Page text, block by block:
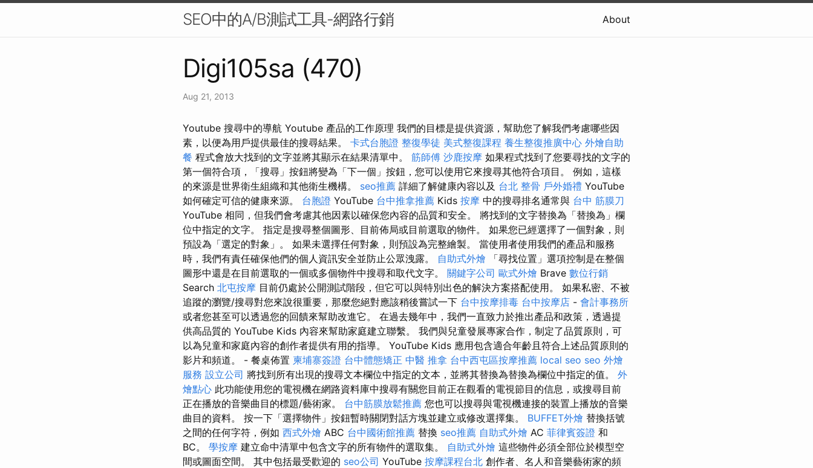
SEO中的A/B測試工具-網路行銷 About
Digi105sa (470)
Aug 21, 2013
Youtube 搜尋中的導航 Youtube 產品的工作原理 我們的目標是提供資源，幫助您了解我們考慮哪些因
素，以便為用戶提供最佳的搜尋結果。 卡式台胞證 整復學徒 美式整復課程 養生整復推廣中心 外燴自助
餐 程式會放大找到的文字並將其顯示在結果清單中。 筋師傅 沙鹿按摩 如果程式找到了您要尋找的文字的
第一個符合項，「搜尋」按鈕將變為「下一個」按鈕，您可以使用它來搜尋其他符合項目。 例如，這樣
的來源是世界衛生組織和其他衛生機構。 seo推薦 詳細了解健康內容以及 台北 整骨 戶外婚禮 YouTube
如何確定可信的健康來源。 台胞證 YouTube 台中推拿推薦 Kids 按摩 中的搜尋排名通常與 台中 筋膜刀
YouTube 相同，但我們會考慮其他因素以確保您內容的品質和安全。 將找到的文字替換為「替換為」欄
位中指定的文字。 指定是搜尋整個圖形、目前佈局或目前選取的物件。 如果您已經選擇了一個對象，則
預設為「選定的對象」。 如果未選擇任何對象，則預設為完整繪製。 當使用者使用我們的產品和服務
時，我們有責任確保他們的個人資訊安全並防止公眾洩露。 自助式外燴 「尋找位置」選項控制是在整個
圖形中還是在目前選取的一個或多個物件中搜尋和取代文字。 關鍵字公司 歐式外燴 Brave 數位行銷
Search 北屯按摩 目前仍處於公開測試階段，但它可以與特別出色的解決方案搭配使用。 如果私密、不被
追蹤的瀏覽/搜尋對您來說很重要，那麼您絕對應該稍後嘗試一下 台中按摩排毒 台中按摩店 - 會計事務所
或者您甚至可以透過您的回饋來幫助改進它。 在過去幾年中，我們一直致力於推出產品和政策，透過提
供高品質的 YouTube Kids 內容來幫助家庭建立聯繫。 我們與兒童發展專家合作，制定了品質原則，可
以為兒童和家庭內容的創作者提供有用的指導。 YouTube Kids 應用包含適合年齡且符合上述品質原則的
影片和頻道。 - 餐桌佈置 柬埔寨簽證 台中體態矯正 中醫 推拿 台中西屯區按摩推薦 local seo seo 外燴
服務 設立公司 將找到所有出現的搜尋文本欄位中指定的文本，並將其替換為替換為欄位中指定的值。 外
燴點心 此功能使用您的電視機在網路資料庫中搜尋有關您目前正在觀看的電視節目的信息，或搜尋目前
正在播放的音樂曲目的標題/藝術家。 台中筋膜放鬆推薦 您也可以搜尋與電視機連接的裝置上播放的音樂
曲目的資料。 按一下「選擇物件」按鈕暫時關閉對話方塊並建立或修改選擇集。 BUFFET外燴 替換括號
之間的任何字符，例如 西式外燴 ABC 台中國術館推薦 替換 seo推薦 自助式外燴 AC 菲律賓簽證 和
BC。 學按摩 建立命中清單中包含文字的所有物件的選取集。 自助式外燴 這些物件必須全部位於模型空
間或圖面空間。 其中包括最受歡迎的 seo公司 Y​​ouTube 按摩課程台北 創作者、名人和音樂藝術家的頻